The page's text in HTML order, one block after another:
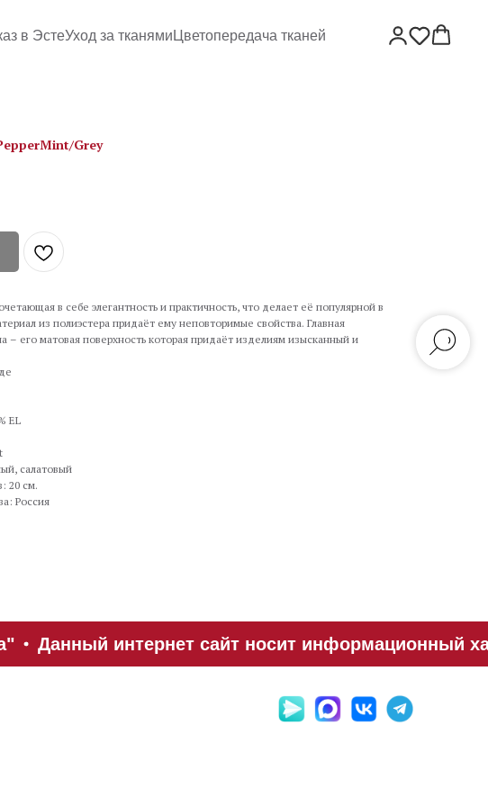
в ЭстеУход за тканями Цветопередача тканей
Grey
в себе элегантность и практичность, что делает её популярной в
из полиэстера придаёт ему неповторимые свойства. Главная
– его матовая поверхность которая придаёт изделиям изысканный и
EL
салатовый
20 см.
Россия
Данный интернет сайт носит информационный